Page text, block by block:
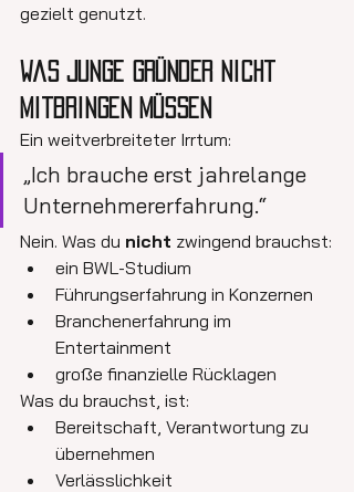
gezielt genutzt.
Was junge Gründer nicht
mitbringen müssen
Ein weitverbreiteter Irrtum:
„Ich brauche erst jahrelange
Unternehmererfahrung.“
Nein. Was du nicht zwingend brauchst:
ein BWL-Studium
Führungserfahrung in Konzernen
Branchenerfahrung im
Entertainment
große finanzielle Rücklagen
Was du brauchst, ist:
Bereitschaft, Verantwortung zu
übernehmen
Verlässlichkeit